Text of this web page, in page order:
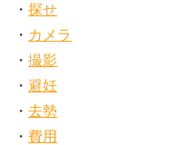
探せ
カメラ
撮影
避妊
去勢
費用